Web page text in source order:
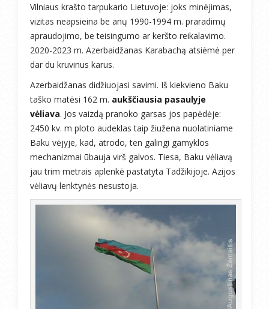
Vilniaus krašto tarpukario Lietuvoje: joks minėjimas,
vizitas neapsieina be anų 1990-1994 m. praradimų
apraudojimo, be teisingumo ar keršto reikalavimo.
2020-2023 m. Azerbaidžanas Karabachą atsiėmė per
dar du kruvinus karus.
Azerbaidžanas didžiuojasi savimi. Iš kiekvieno Baku
taško matėsi 162 m. aukščiausia pasaulyje
vėliava. Jos vaizdą pranoko garsas jos papėdėje:
2450 kv. m ploto audeklas taip žiužena nuolatiniame
Baku vėjyje, kad, atrodo, ten galingi gamyklos
mechanizmai ūbauja virš galvos. Tiesa, Baku vėliavą
jau trim metrais aplenkė pastatyta Tadžikijoje. Azijos
vėliavų lenktynės nesustoja.